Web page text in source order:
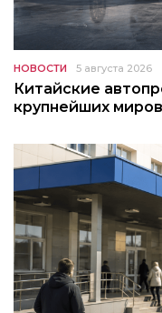
НОВОСТИ 5 августа 2026
Китайские
крупнейших